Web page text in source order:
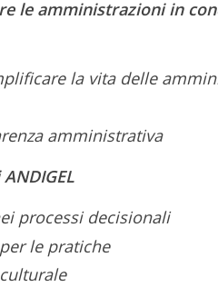
le amministrazioni in
la vita delle
amministrativa
processi decisionali
le pratiche